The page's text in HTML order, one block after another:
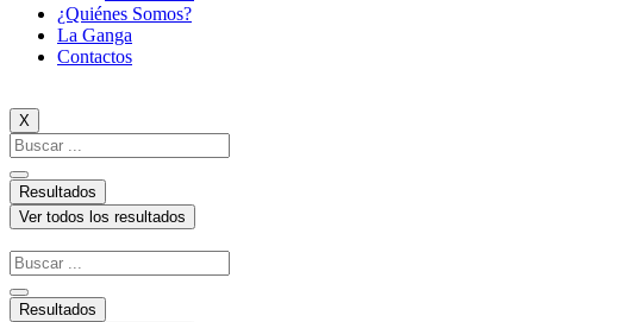
¿Quiénes Somos?
La Ganga
Contactos
X
Search
...
Resultados
Ver todos los resultados
Search
...
Resultados